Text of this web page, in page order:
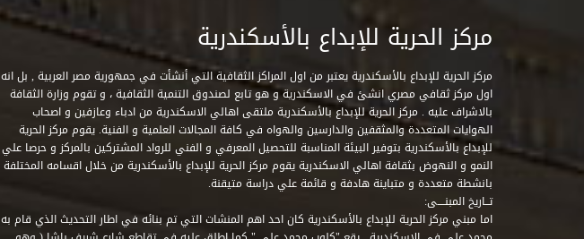
مركز الحرية للإبداع بالأسكندرية
مركز الحرية للإبداع بالأسكندرية يعتبر من اول المراكز الثقافية التي أنشأت في جمهورية مصر العربية , بل انه
اول مركز ثقافي مصري انشئ في الاسكندرية و هو تابع لصندوق التنمية الثقافية ، و تقوم وزارة الثقافة
بالاشراف عليه . مركز الحرية للإبداع بالأسكندرية ملتقى اهالي الاسكندرية من ادباء وعازفين و اصحاب
الهوايات المتعددة والمثقفين والدارسين والهواه في كافة المجالات العلمية و الفنية. يقوم مركز الحرية
للإبداع بالأسكندرية بتوفير البيئة المناسبة للتحصيل المعرفي و الفني للرواد المشتركين بالمركز و حرصا علي
النمو و النهوض بثقافة اهالي الاسكندرية يقوم مركز الحرية للإبداع بالأسكندرية من خلال اقسامه المختلفة
بانشطة متعددة و متباينة هادفة و قائمة علي دراسة متيقنة.
تــاريخ المبنــــى:
اما مبني مركز الحرية للإبداع بالأسكندرية كان احد اهم المنشات التي تم بنائه في اطار التحديث الذي قام به